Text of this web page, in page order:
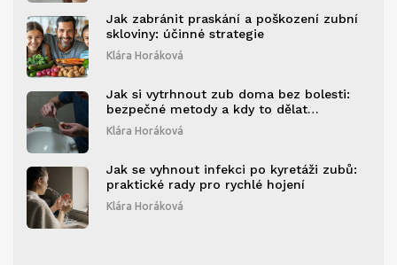
Jak zabránit praskání a poškození zubní
skloviny: účinné strategie
Klára Horáková
Jak si vytrhnout zub doma bez bolesti:
bezpečné metody a kdy to dělat
neodporučujeme
Klára Horáková
Jak se vyhnout infekci po kyretáži zubů:
praktické rady pro rychlé hojení
Klára Horáková